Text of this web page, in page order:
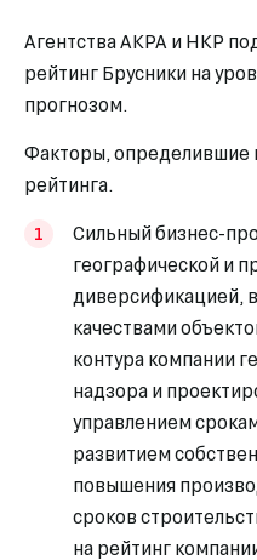
Агентства АКРА и НКР
рейтинг Брусники на
прогнозом.
Факторы, определившие
рейтинга.
Сильный бизнес-
географической и
диверсификацией,
качествами
контура компании
надзора и
управлением
развитием
повышения
сроков
на рейтинг